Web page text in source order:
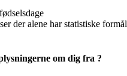
der alene har statistiske formål
om dig fra ?